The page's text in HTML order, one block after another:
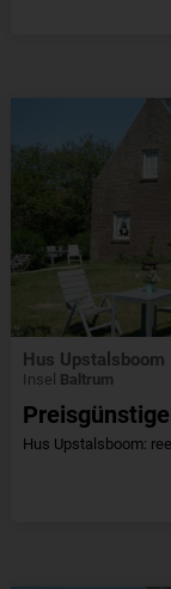
Hus Upstalsboom
Insel Baltrum
Hus Upstalsboom: